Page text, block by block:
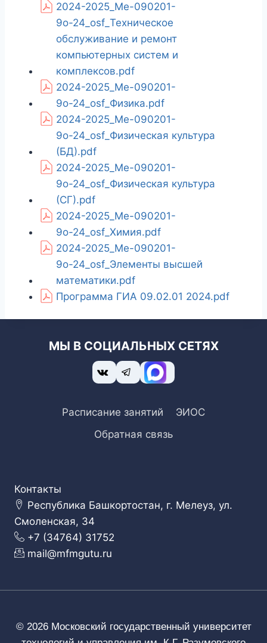
2024-2025_Ме-090201-
9о-24_osf_Техническое
обслуживание и ремонт
компьютерных систем и
комплексов.pdf
2024-2025_Ме-090201-
9о-24_osf_Физика.pdf
2024-2025_Ме-090201-
9о-24_osf_Физическая культура
(БД).pdf
2024-2025_Ме-090201-
9о-24_osf_Физическая культура
(СГ).pdf
2024-2025_Ме-090201-
9о-24_osf_Химия.pdf
2024-2025_Ме-090201-
9о-24_osf_Элементы высшей
математики.pdf
Программа ГИА 09.02.01 2024.pdf
МЫ В СОЦИАЛЬНЫХ СЕТЯХ
Расписание занятий
ЭИОС
Обратная связь
Контакты
Республика Башкортостан, г. Мелеуз, ул.
Смоленская, 34
+7 (34764) 31752
mail@mfmgutu.ru
© 2026 Московский государственный университет